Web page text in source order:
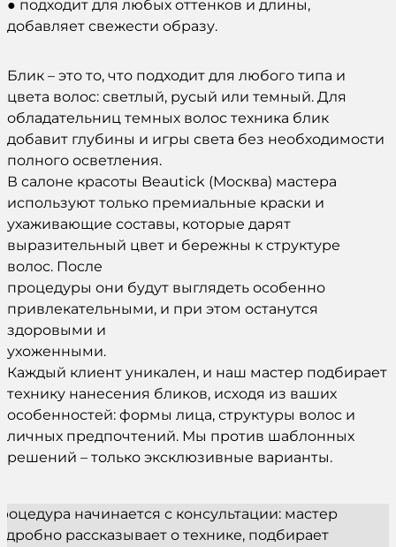
● подходит для любых оттенков и длины,
добавляет свежести образу.
Блик – это то, что подходит для любого типа и
цвета волос: светлый, русый или темный. Для
обладательниц темных волос техника блик
добавит глубины и игры света без необходимости
полного осветления.
В салоне красоты Beautick (Москва) мастера
используют только премиальные краски и
ухаживающие составы, которые дарят
выразительный цвет и бережны к структуре
волос. После
процедуры они будут выглядеть особенно
привлекательными, и при этом останутся
здоровыми и
ухоженными.
Каждый клиент уникален, и наш мастер подбирает
технику нанесения бликов, исходя из ваших
особенностей: формы лица, структуры волос и
личных предпочтений. Мы против шаблонных
решений – только эксклюзивные варианты.
начинается с консультации: мастер
рассказывает о технике, подбирает